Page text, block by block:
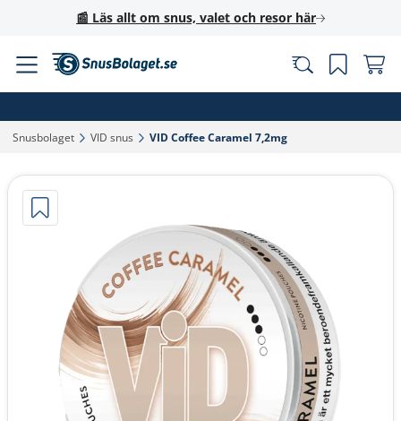
📰 Läs allt om snus, valet och resor här
Snusbolaget‎ VID snus‎ VID Coffee Caramel 7,2mg‎